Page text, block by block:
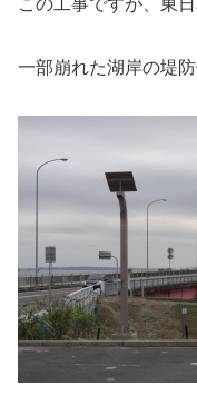
この工事ですが、東
一部崩れた湖岸の堤